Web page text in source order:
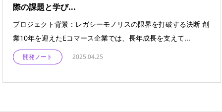
際の課題と学び...
プロジェクト背景：レガシーモノリスの限界を打破する決断 創
業10年を迎えたEコマース企業では、長年成長を支えて...
開発ノート 2025.04.25